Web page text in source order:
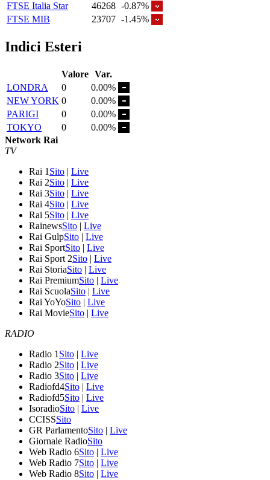
FTSE Italia Star
46268 -0.87%
FTSE MIB
23707 -1.45%
Indici Esteri
Valore Var.
LONDRA
0
0.00%
NEW YORK 0
0.00%
PARIGI
0
0.00%
TOKYO
0
0.00%
Network Rai
TV
Rai 1 Sito | Live
Rai 2Sito | Live
Rai 3Sito | Live
Rai 4Sito | Live
Rai 5Sito | Live
RainewsSito | Live
Rai GulpSito | Live
Rai SportSito | Live
Rai Sport 2Sito | Live
Rai StoriaSito | Live
Rai PremiumSito | Live
Rai ScuolaSito | Live
Rai YoYoSito | Live
Rai MovieSito | Live
RADIO
Radio 1 Sito | Live
Radio 2Sito | Live
Radio 3Sito | Live
Radiofd4Sito | Live
Radiofd5Sito | Live
IsoradioSito | Live
CCISSSito
GR ParlamentoSito | Live
Giornale RadioSito
Web Radio 6Sito | Live
Web Radio 7Sito | Live
Web Radio 8Sito | Live